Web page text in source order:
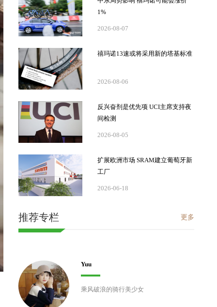
1%
2026-08-07
禧玛诺13速或将采用新的塔基标准
2026-08-06
反兴奋剂是优先项 UCI主席支持夜
间检测
2026-08-05
扩展欧洲市场 SRAM建立葡萄牙新
工厂
2026-06-18
推荐专栏 更多
Yuu
乘风破浪的骑行美少女